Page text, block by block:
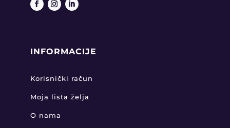
INFORMACIJE
Korisnički račun
Moja lista želja
O nama